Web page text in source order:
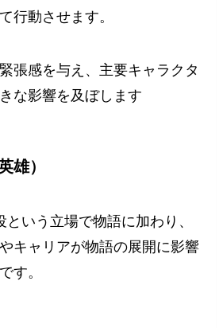
行動させます。
張感を与え、主要キャラクタ
な影響を及ぼします
雄）
いう立場で物語に加わり、
キャリアが物語の展開に影響
す。